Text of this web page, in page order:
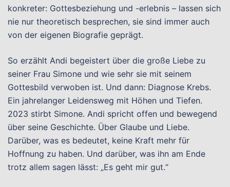
konkreter: Gottesbeziehung und -erlebnis – lassen sich
nie nur theoretisch besprechen, sie sind immer auch
von der eigenen Biografie geprägt.
So erzählt Andi begeistert über die große Liebe zu
seiner Frau Simone und wie sehr sie mit seinem
Gottesbild verwoben ist. Und dann: Diagnose Krebs.
Ein jahrelanger Leidensweg mit Höhen und Tiefen.
2023 stirbt Simone. Andi spricht offen und bewegend
über seine Geschichte. Über Glaube und Liebe.
Darüber, was es bedeutet, keine Kraft mehr für
Hoffnung zu haben. Und darüber, was ihn am Ende
trotz allem sagen lässt: „Es geht mir gut.“